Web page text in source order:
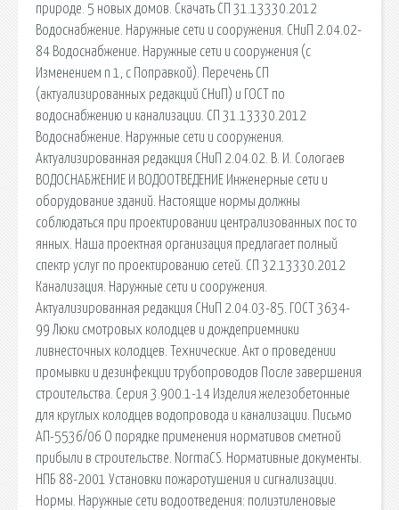
природе. 5 новых домов. Скачать СП 31.13330.2012
Водоснабжение. Наружные сети и сооружения. СНиП 2.04.02-
84 Водоснабжение. Наружные сети и сооружения (с
Изменением n 1, с Поправкой). Перечень СП
(актуализированных редакций СНиП) и ГОСТ по
водоснабжению и канализации. СП 31.13330.2012
Водоснабжение. Наружные сети и сооружения.
Актуализированная редакция СНиП 2.04.02. В. И. Сологаев
ВОДОСНАБЖЕНИЕ И ВОДООТВЕДЕНИЕ Инженерные сети и
оборудование зданий. Настоящие нормы должны
соблюдаться при проектировании централизованных пос то
янных. Наша проектная организация предлагает полный
спектр услуг по проектированию сетей. СП 32.13330.2012
Канализация. Наружные сети и сооружения.
Актуализированная редакция СНиП 2.04.03-85. ГОСТ 3634-
99 Люки смотровых колодцев и дождеприемники
ливнесточных колодцев. Технические. Акт о проведении
промывки и дезинфекции трубопроводов После завершения
строительства. Серия 3.900.1-14 Изделия железобетонные
для круглых колодцев водопровода и канализации. Письмо
АП-5536/06 О порядке применения нормативов сметной
прибыли в строительстве. NormaCS. Нормативные документы.
НПБ 88-2001 Установки пожаротушения и сигнализации.
Нормы. Наружные сети водоотведения: полиэтиленовые